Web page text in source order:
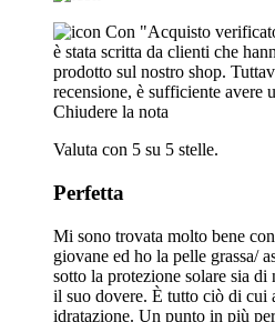
Con "Acquisto
è stata scritta da clienti che
prodotto sul nostro shop.
recensione, è sufficiente avere
Chiudere la nota
Valuta con 5 su 5 stelle.
Perfetta
Mi sono trovata molto bene
giovane ed ho la pelle grassa/
sotto la protezione solare sia di
il suo dovere. È tutto ciò di cui
idratazione. Un punto in più